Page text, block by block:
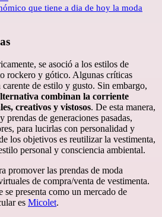
que tiene a dia de hoy la moda
se asoció a los estilos de
rockero y gótico. Algunas críticas
carente de estilo y gusto. Sin embargo,
combinan la corriente
creativos y vistosos. De esta manera,
prendas de generaciones pasadas,
para lucirlas con personalidad y
los objetivos es reutilizar la vestimenta,
personal y consciencia ambiental.
promover las prendas de moda
de compra/venta de vestimenta.
se presenta como un mercado de
es Micolet.